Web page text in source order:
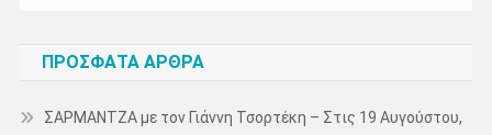
ΠΡΌΣΦΑΤΑ ΆΡΘΡΑ
ΣΑΡΜΑΝΤΖΑ με τον Γιάννη Τσορτέκη – Στις 19 Αυγούστου,